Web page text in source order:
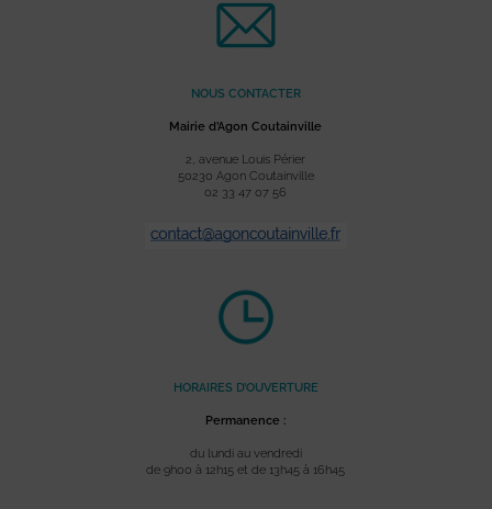
NOUS CONTACTER
Mairie d’Agon Coutainville
2, avenue Louis Périer
50230 Agon Coutainville
02 33 47 07 56
HORAIRES D’OUVERTURE
Permanence :
du lundi au vendredi
de 9h00 à 12h15 et de 13h45 à 16h45